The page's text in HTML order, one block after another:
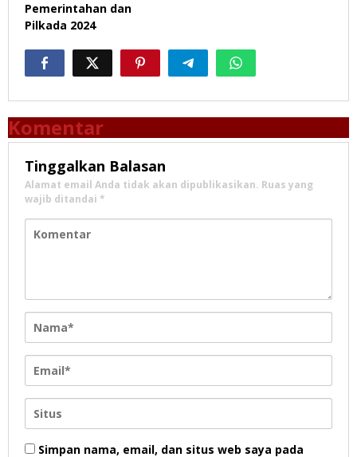
Pemerintahan dan
Pilkada 2024
Komentar
Tinggalkan Balasan
Alamat email Anda tidak akan dipublikasikan. Ruas yang
wajib ditandai *
Simpan nama, email, dan situs web saya pada